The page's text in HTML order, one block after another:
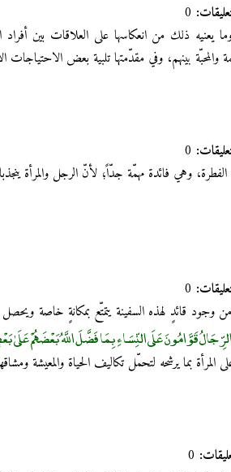
يعنيه ذلك من انعكاسها على العلاقات بين
والمحبّة بينهم، وفي مقدّمتها تلبية بعض
وهي فائدة مهمّة جدّاً؛ لأنّ الرجل والمرأة
وجود قائدٍ لهذه السفينة يتمتّع بمكانةٍ خاصة
الرِّجَالُ قَوَّامُونَ عَلَى النِّسَاءِ بِمَا فَضَّلَ اللَّهُ بَعْضَهُمْ عَلَىٰ
المرأة بما يرشحه لتحمّل تكاليف الحياة والمعيشة